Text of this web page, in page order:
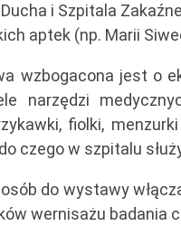
i Szpitala
aptek (np. Marii
wzbogacona jest o
narzędzi
fiolki,
czego w szpitalu
do wystawy
wernisażu badania